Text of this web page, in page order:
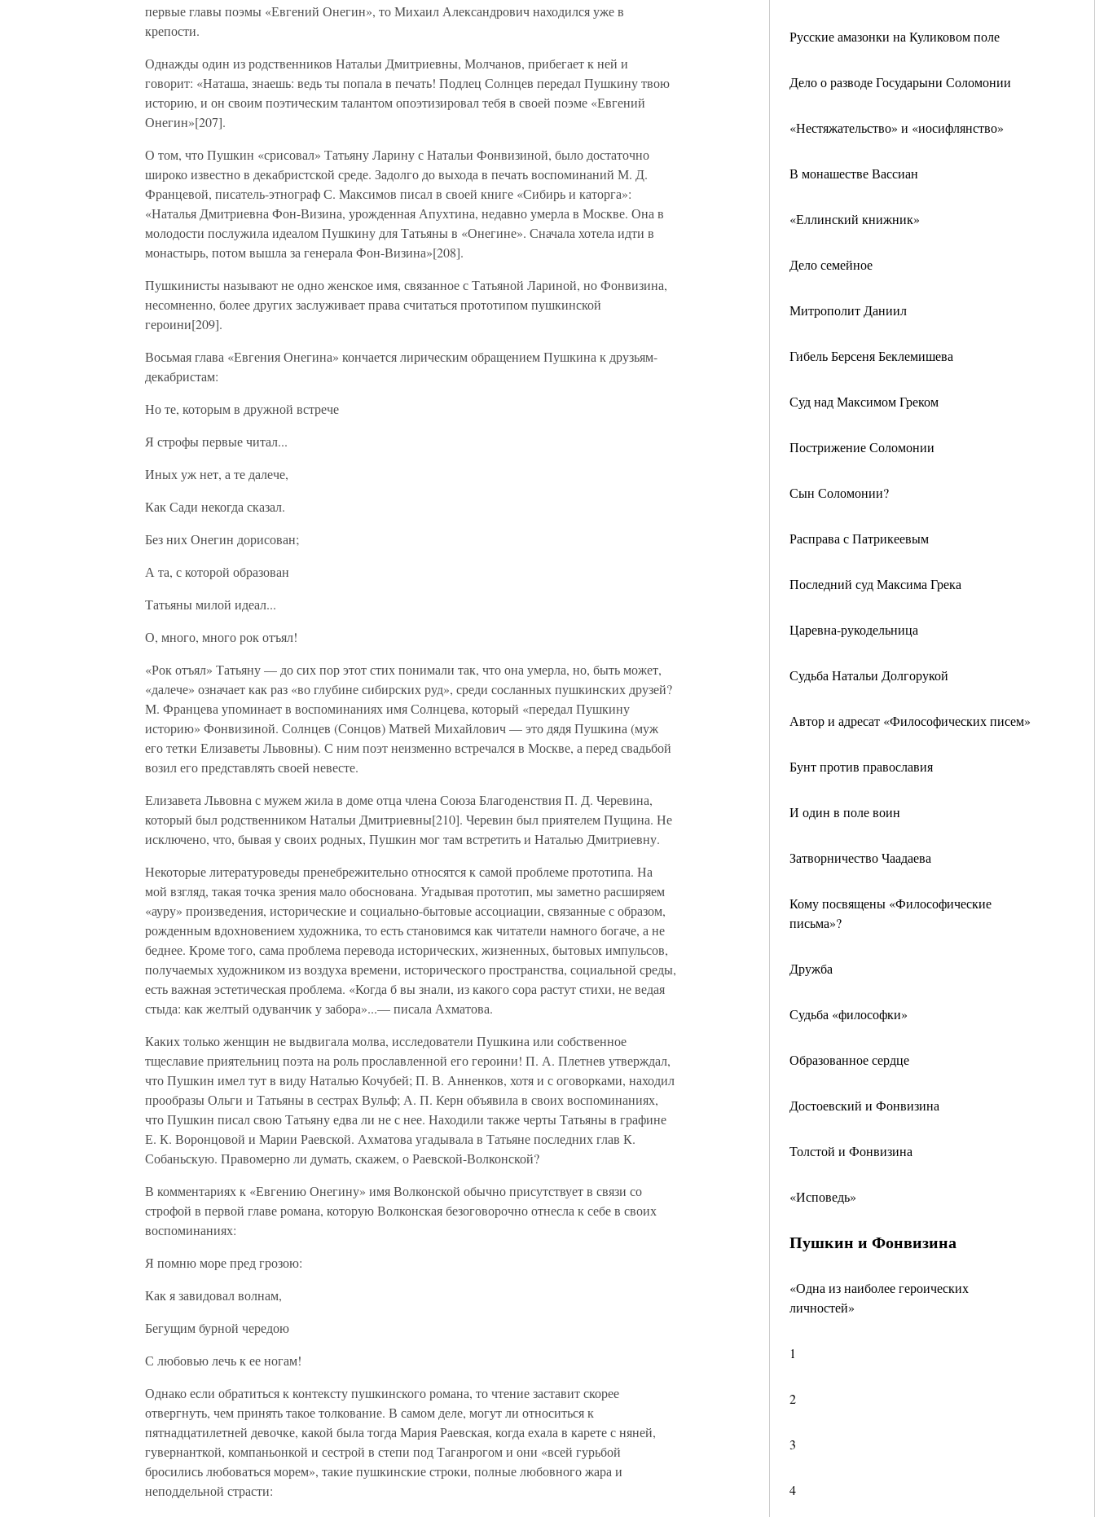
Русские амазонки на Куликовом поле
Дело о разводе Государыни Соломонии
«Нестяжательство» и «иосифлянство»
В монашестве Вассиан
«Еллинский книжник»
Дело семейное
Митрополит Даниил
Гибель Берсеня Беклемишева
Суд над Максимом Греком
Пострижение Соломонии
Сын Соломонии?
Расправа с Патрикеевым
Последний суд Максима Грека
Царевна-рукодельница
Судьба Натальи Долгорукой
Автор и адресат «Философических писем»
Бунт против православия
И один в поле воин
Затворничество Чаадаева
Кому посвящены «Философические
письма»?
Дружба
Судьба «философки»
Образованное сердце
Достоевский и Фонвизина
Толстой и Фонвизина
«Исповедь»
Пушкин и Фонвизина
«Одна из наиболее героических
личностей»
1
2
3
4
первые главы поэмы «Евгений Онегин», то Михаил Александрович находился уже в
крепости.
Однажды один из родственников Натальи Дмитриевны, Молчанов, прибегает к ней и
говорит: «Наташа, знаешь: ведь ты попала в печать! Подлец Солнцев передал Пушкину твою
историю, и он своим поэтическим талантом опоэтизировал тебя в своей поэме «Евгений
Онегин»[207].
О том, что Пушкин «срисовал» Татьяну Ларину с Натальи Фонвизиной, было достаточно
широко известно в декабристской среде. Задолго до выхода в печать воспоминаний М. Д.
Францевой, писатель-этнограф С. Максимов писал в своей книге «Сибирь и каторга»:
«Наталья Дмитриевна Фон-Визина, урожденная Апухтина, недавно умерла в Москве. Она в
молодости послужила идеалом Пушкину для Татьяны в «Онегине». Сначала хотела идти в
монастырь, потом вышла за генерала Фон-Визина»[208].
Пушкинисты называют не одно женское имя, связанное с Татьяной Лариной, но Фонвизина,
несомненно, более других заслуживает права считаться прототипом пушкинской
героини[209].
Восьмая глава «Евгения Онегина» кончается лирическим обращением Пушкина к друзьям-
декабристам:
Но те, которым в дружной встрече
Я строфы первые читал...
Иных уж нет, а те далече,
Как Сади некогда сказал.
Без них Онегин дорисован;
А та, с которой образован
Татьяны милой идеал...
О, много, много рок отъял!
«Рок отъял» Татьяну — до сих пор этот стих понимали так, что она умерла, но, быть может,
«далече» означает как раз «во глубине сибирских руд», среди сосланных пушкинских друзей?
М. Францева упоминает в воспоминаниях имя Солнцева, который «передал Пушкину
историю» Фонвизиной. Солнцев (Сонцов) Матвей Михайлович — это дядя Пушкина (муж
его тетки Елизаветы Львовны). С ним поэт неизменно встречался в Москве, а перед свадьбой
возил его представлять своей невесте.
Елизавета Львовна с мужем жила в доме отца члена Союза Благоденствия П. Д. Черевина,
который был родственником Натальи Дмитриевны[210]. Черевин был приятелем Пущина. Не
исключено, что, бывая у своих родных, Пушкин мог там встретить и Наталью Дмитриевну.
Некоторые литературоведы пренебрежительно относятся к самой проблеме прототипа. На
мой взгляд, такая точка зрения мало обоснована. Угадывая прототип, мы заметно расширяем
«ауру» произведения, исторические и социально-бытовые ассоциации, связанные с образом,
рожденным вдохновением художника, то есть становимся как читатели намного богаче, а не
беднее. Кроме того, сама проблема перевода исторических, жизненных, бытовых импульсов,
получаемых художником из воздуха времени, исторического пространства, социальной среды,
есть важная эстетическая проблема. «Когда б вы знали, из какого сора растут стихи, не ведая
стыда: как желтый одуванчик у забора»...— писала Ахматова.
Каких только женщин не выдвигала молва, исследователи Пушкина или собственное
тщеславие приятельниц поэта на роль прославленной его героини! П. А. Плетнев утверждал,
что Пушкин имел тут в виду Наталью Кочубей; П. В. Анненков, хотя и с оговорками, находил
прообразы Ольги и Татьяны в сестрах Вульф; А. П. Керн объявила в своих воспоминаниях,
что Пушкин писал свою Татьяну едва ли не с нее. Находили также черты Татьяны в графине
Е. К. Воронцовой и Марии Раевской. Ахматова угадывала в Татьяне последних глав К.
Собаньскую. Правомерно ли думать, скажем, о Раевской-Волконской?
В комментариях к «Евгению Онегину» имя Волконской обычно присутствует в связи со
строфой в первой главе романа, которую Волконская безоговорочно отнесла к себе в своих
воспоминаниях:
Я помню море пред грозою:
Как я завидовал волнам,
Бегущим бурной чередою
С любовью лечь к ее ногам!
Однако если обратиться к контексту пушкинского романа, то чтение заставит скорее
отвергнуть, чем принять такое толкование. В самом деле, могут ли относиться к
пятнадцатилетней девочке, какой была тогда Мария Раевская, когда ехала в карете с няней,
гувернанткой, компаньонкой и сестрой в степи под Таганрогом и они «всей гурьбой
бросились любоваться морем», такие пушкинские строки, полные любовного жара и
неподдельной страсти: